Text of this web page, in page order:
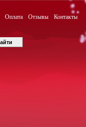
Оплата Отзывы
Контакты